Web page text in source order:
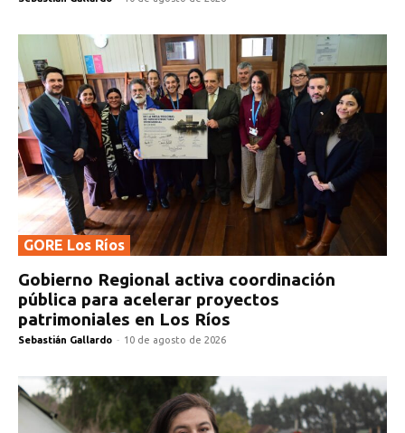
GORE Los Ríos
Gobierno Regional activa coordinación
pública para acelerar proyectos
patrimoniales en Los Ríos
Sebastián Gallardo - 10 de agosto de 2026